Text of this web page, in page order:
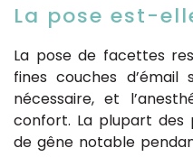
La pose est-
La pose de facettes
fines couches d’émail
nécessaire, et
confort. La plupart des
de gêne notable